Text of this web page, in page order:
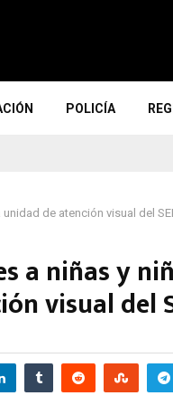
POLICÍA
de atención visual del
a niñas y
visual del